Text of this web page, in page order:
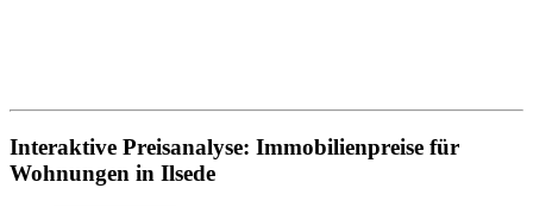
Interaktive Preisanalyse: Immobilienpreise für
Wohnungen in Ilsede